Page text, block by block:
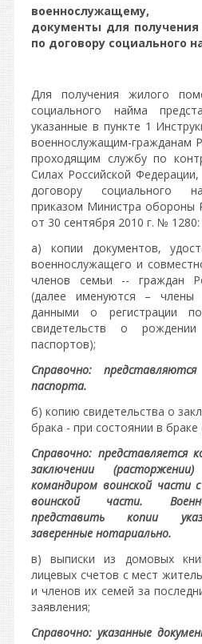
военнослужащему,
документы для
по договору социального
Для получения жилого
социального найма
указанные в пункте 1
военнослужащим-гражданам
проходящим службу по
Силах Российской
договору социального
приказом Министра обороны
от 30 сентября 2010 г. № 1280:
а) копии документов,
военнослужащего и
членов семьи -- граждан
(далее именуются – члены
данными о регистрации
свидетельств о
паспортов);
Справочно:
паспорта.
б) копию свидетельства о
брака - при состоянии в
Справочно: представляется
заключении
командиром воинской части
воинской части.
представить копии
заверенные нотариально.
в) выписки из домовых
лицевых счетов с мест
и членов их семей за
заявления;
Справочно: указанные